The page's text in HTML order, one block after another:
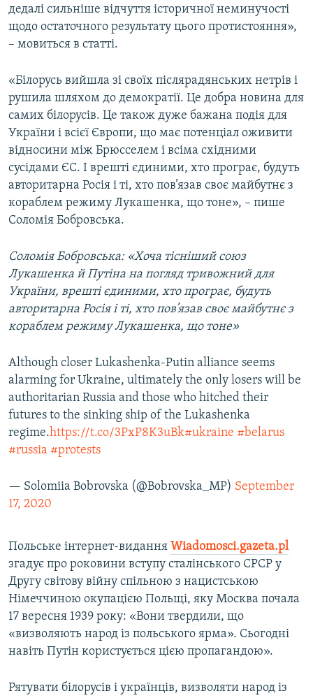
дедалі сильніше відчуття історичної неминучості
щодо остаточного результату цього протистояння»,
– мовиться в статті.
«Білорусь вийшла зі своїх післярадянських нетрів і
рушила шляхом до демократії. Це добра новина для
самих білорусів. Це також дуже бажана подія для
України і всієї Європи, що має потенціал оживити
відносини між Брюсселем і всіма східними
сусідами ЄС. І врешті єдиними, хто програє, будуть
авторитарна Росія і ті, хто пов’язав своє майбутнє з
кораблем режиму Лукашенка, що тоне», – пише
Соломія Бобровська.
Соломія Бобровська: «Хоча тісніший союз
Лукашенка й Путіна на погляд тривожний для
України, врешті єдиними, хто програє, будуть
авторитарна Росія і ті, хто пов’язав своє майбутнє з
кораблем режиму Лукашенка, що тоне»
Although closer Lukashenka-Putin alliance seems
alarming for Ukraine, ultimately the only losers will be
authoritarian Russia and those who hitched their
futures to the sinking ship of the Lukashenka
regime.https://t.co/3PxP8K3uBk#ukraine #belarus
#russia #protests
— Solomiia Bobrovska (@Bobrovska_MP) September
17, 2020
Польське інтернет-видання Wiadomosci.gazeta.pl
згадує про роковини вступу сталінського СРСР у
Другу світову війну спільною з нацистською
Німеччиною окупацією Польщі, яку Москва почала
17 вересня 1939 року: «Вони твердили, що
«визволяють народ із польського ярма». Сьогодні
навіть Путін користується цією пропагандою».
Рятувати білорусів і українців, визволяти народ із